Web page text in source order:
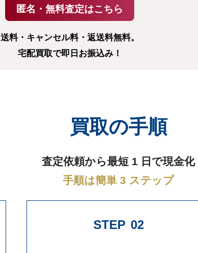
送料・キャンセル料・返送料無料。
宅配買取で即日お振込み！
買取の手順
査定依頼から最短 1 日で現金化
手順は簡単 3 ステップ
STEP 02